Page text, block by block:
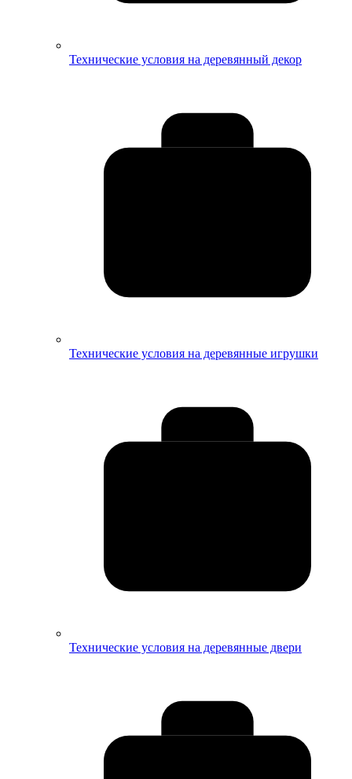
Технические условия на деревянный декор
Технические условия на деревянные игрушки
Технические условия на деревянные двери